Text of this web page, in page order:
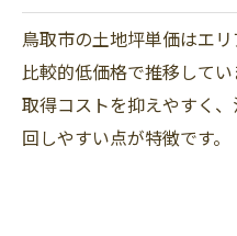
鳥取市の土地坪単価はエリ
比較的低価格で推移して
取得コストを抑えやすく
回しやすい点が特徴です。